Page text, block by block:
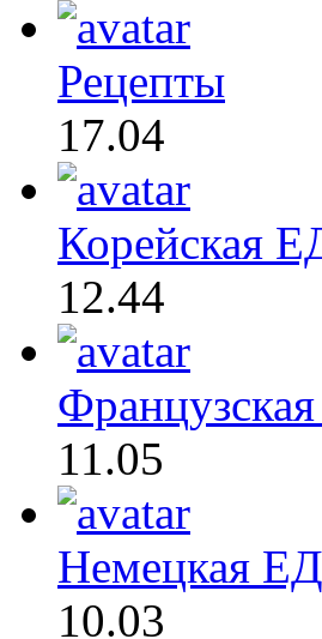
Рецепты
17.04
Корейская
12.44
11.05
Немецкая
10.03